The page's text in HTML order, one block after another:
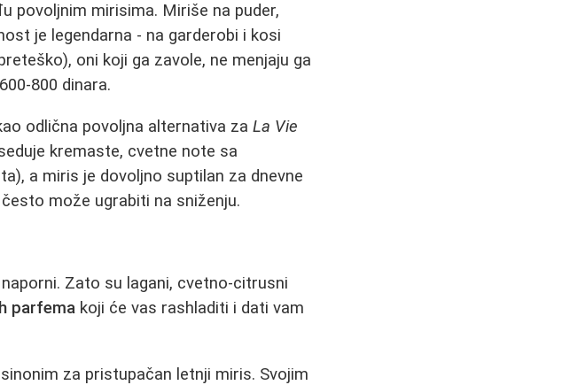
povoljnim mirisima. Miriše na puder,
je legendarna - na garderobi i kosi
oni koji ga zavole, ne menjaju ga
800 dinara.
odlična povoljna alternativa zaLa Vie
kremaste, cvetne note sa
a miris je dovoljno suptilan za dnevne
može ugrabiti na sniženju.
Zato su lagani, cvetno‑citrusni
parfema koji će vas rashladiti i dati vam
za pristupačan letnji miris. Svojim